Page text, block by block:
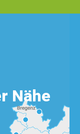
Nähe